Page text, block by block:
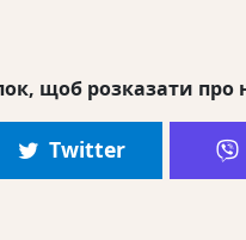
щоб розказати про
Twitter